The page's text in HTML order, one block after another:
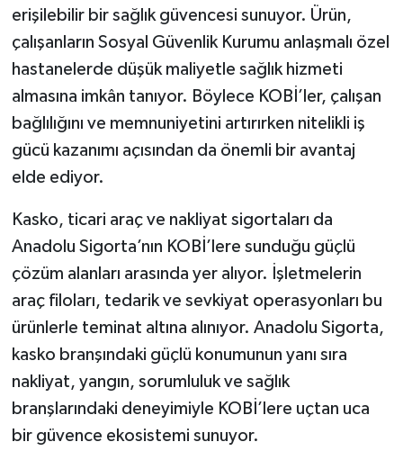
erişilebilir bir sağlık güvencesi sunuyor. Ürün,
çalışanların Sosyal Güvenlik Kurumu anlaşmalı özel
hastanelerde düşük maliyetle sağlık hizmeti
almasına imkân tanıyor. Böylece KOBİ’ler, çalışan
bağlılığını ve memnuniyetini artırırken nitelikli iş
gücü kazanımı açısından da önemli bir avantaj
elde ediyor.
Kasko, ticari araç ve nakliyat sigortaları da
Anadolu Sigorta’nın KOBİ’lere sunduğu güçlü
çözüm alanları arasında yer alıyor. İşletmelerin
araç filoları, tedarik ve sevkiyat operasyonları bu
ürünlerle teminat altına alınıyor. Anadolu Sigorta,
kasko branşındaki güçlü konumunun yanı sıra
nakliyat, yangın, sorumluluk ve sağlık
branşlarındaki deneyimiyle KOBİ’lere uçtan uca
bir güvence ekosistemi sunuyor.